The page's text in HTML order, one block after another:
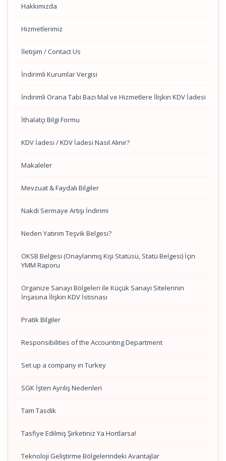
Hakkımızda
Hizmetlerimiz
İletişim / Contact Us
İndirimli Kurumlar Vergisi
İndirimli Orana Tabi Bazı Mal ve Hizmetlere İlişkin KDV İadesi
İthalatçı Bilgi Formu
KDV İadesi / KDV İadesi Nasıl Alınır?
Makaleler
Mevzuat & Faydalı Bilgiler
Nakdi Sermaye Artışı İndirimi
Neden Yatırım Teşvik Belgesi?
OKSB Belgesi (Onaylanmış Kişi Statüsü, Statü Belgesi) İçin
YMM Raporu
Organize Sanayi Bölgeleri ile Küçük Sanayi Sitelerinin
İnşasına İlişkin KDV İstisnası
Pratik Bilgiler
Responsibilities of the Accounting Department
Set up a company in Turkey
SGK İşten Ayrılış Nedenleri
Tam Tasdik
Tasfiye Edilmiş Şirketiniz Ya Hortlarsa!
Teknoloji Geliştirme Bölgelerindeki Avantajlar